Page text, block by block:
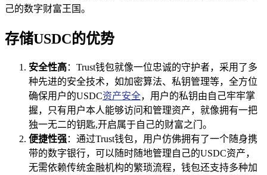
己的数字财富王国。
存储USDC的优势
安全性高：Trust钱包就像一位忠诚的守护者，采用了多
种先进的安全技术，如加密算法、私钥管理等，全方位
确保用户的USDC资产安全，用户的私钥由自己牢牢掌
握，只有用户本人能够访问和管理资产，就像拥有一把
独一无二的钥匙,开启属于自己的财富之门。
便捷性强：通过Trust钱包，用户仿佛拥有了一个随身携
带的数字银行，可以随时随地管理自己的USDC资产，
无需依赖传统金融机构的繁琐流程，钱包还支持多种加